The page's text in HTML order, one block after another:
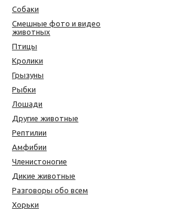
Собаки
Смешные фото и видео
животных
Птицы
Кролики
Грызуны
Рыбки
Лошади
Другие животные
Рептилии
Амфибии
Членистоногие
Дикие животные
Разговоры обо всем
Хорьки